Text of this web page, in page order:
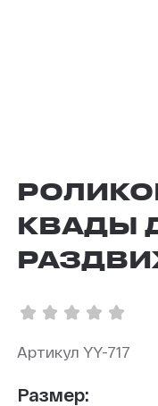
КВАДЫ
Артикул YY-717
Размер: